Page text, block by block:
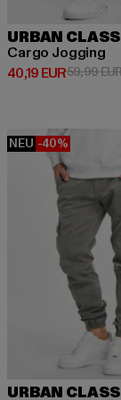
URBAN
Cargo Jogging
40,19 EUR
Derzeitiger Preis:
59,99 EUR
NEU -40%
URBAN